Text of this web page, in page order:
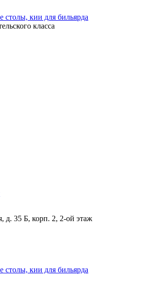
класса
д. 35 Б, корп. 2, 2-ой этаж